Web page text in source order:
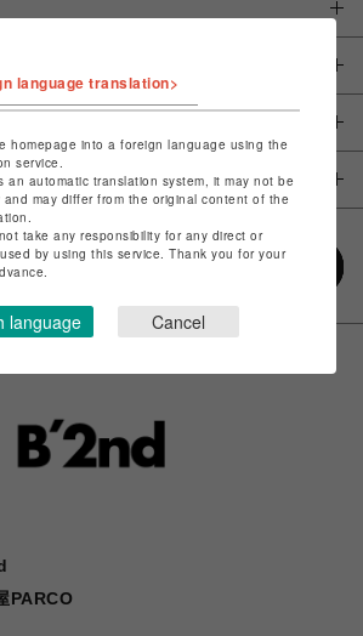
PARCO
language translation>
homepage into a foreign language using the
service.
an automatic translation system, it may not be
may differ from the original content of the
take any responsibility for any direct or
by using this service. Thank you for your
language Cancel